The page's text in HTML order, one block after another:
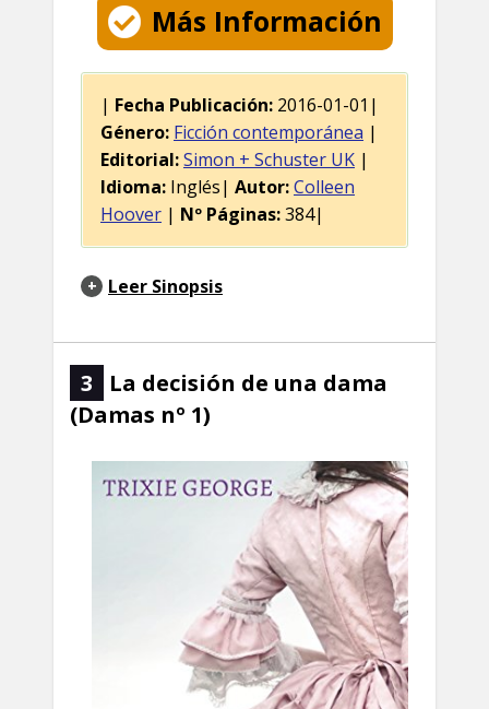
Más Información
| Fecha Publicación: 2016-01-01|
Género: Ficción contemporánea |
Editorial:Simon + Schuster UK |
Idioma: Inglés| Autor:Colleen
Hoover | Nº Páginas:384|
Leer Sinopsis
3
La decisión de una dama
(Damas nº 1)